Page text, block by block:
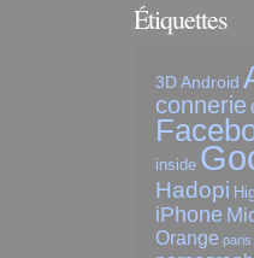
Étiquettes
3DAndroid
connerie
inside
Hadopi
iPhone
Orange paris